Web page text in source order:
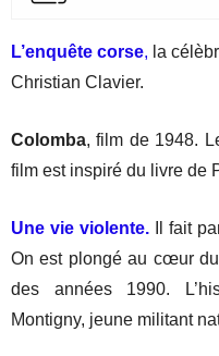
L’enquête corse, la
Christian Clavier.
Colomba, film de 1948.
film est inspiré du livre de
Une vie violente. Il fait
On est plongé au cœur
des années 1990.
Montigny, jeune militant